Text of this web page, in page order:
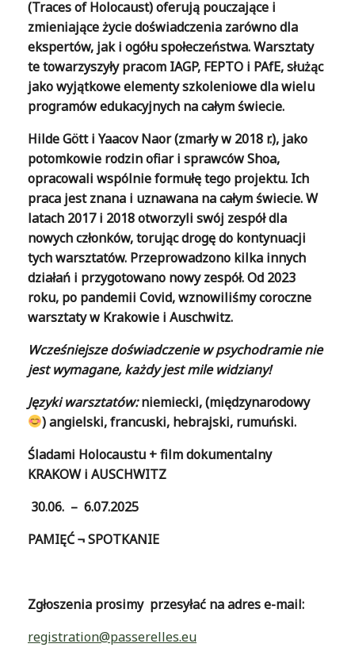
(Traces of Holocaust) oferują pouczające i
zmieniające życie doświadczenia zarówno dla
ekspertów, jak i ogółu społeczeństwa. Warsztaty
te towarzyszyły pracom IAGP, FEPTO i PAfE, służąc
jako wyjątkowe elementy szkoleniowe dla wielu
programów edukacyjnych na całym świecie.
Hilde Gött i Yaacov Naor (zmarły w 2018 r.), jako
potomkowie rodzin ofiar i sprawców Shoa,
opracowali wspólnie formułę tego projektu. Ich
praca jest znana i uznawana na całym świecie. W
latach 2017 i 2018 otworzyli swój zespół dla
nowych członków, torując drogę do kontynuacji
tych warsztatów. Przeprowadzono kilka innych
działań i przygotowano nowy zespół. Od 2023
roku, po pandemii Covid, wznowiliśmy coroczne
warsztaty w Krakowie i Auschwitz.
Wcześniejsze doświadczenie w psychodramie nie
jest wymagane, każdy jest mile widziany!
Języki warsztatów: niemiecki, (międzynarodowy
) angielski, francuski, hebrajski, rumuński.
Śladami Holocaustu + film dokumentalny
KRAKOW i AUSCHWITZ
30.06. – 6.07.2025
PAMIĘĆ¬SPOTKANIE
Zgłoszenia prosimy przesyłać na adres e-mail:
registration@passerelles.eu